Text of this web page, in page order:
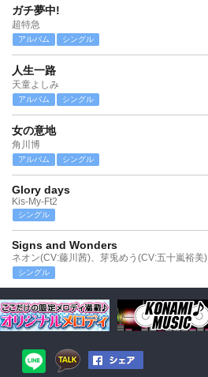
ガチ夢中!
超特急
アルバム シングル
人生一路
天童よしみ
アルバム シングル
女の意地
角川博
アルバム シングル
Glory days
Kis-My-Ft2
シングル
Signs and Wonders
ネオン(CV:藤川茜)、芽兎めう(CV:五十嵐裕美)
シングル